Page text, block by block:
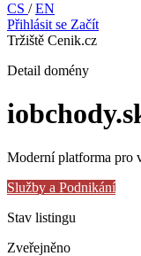
CS / EN
Přihlásit se Začít
Tržiště Cenik.cz
Detail domény
iobchody
Moderní platforma pro
Služby a Podnikání
Stav listingu
Zveřejněno